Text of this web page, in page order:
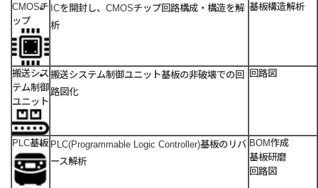
CMOSチ
ップ
ICを開封し、CMOSチップ回路構成・構造を解
析
基板構造解析
搬送シス
テム制御
ユニット
搬送システム制御ユニット基板の非破壊での回
路図化
回路図
PLC基板 PLC(Programmable Logic Controller)基板のリバ
ース解析
BOM作成
基板研磨
回路図